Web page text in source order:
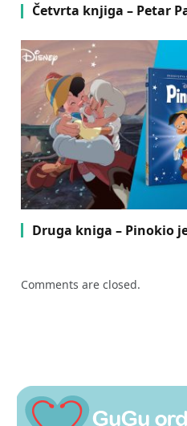
Četvrta knjiga – Petar
Druga kniga – Pinokio
Comments are closed.